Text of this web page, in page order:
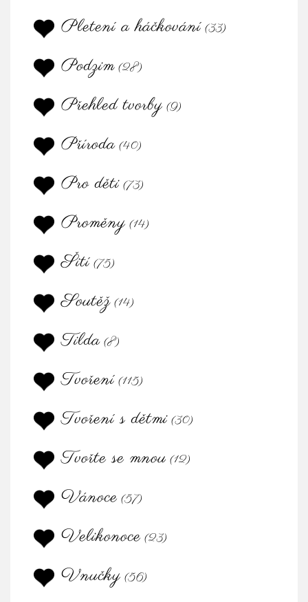
Pletení a háčkování (33)
Podzim (28)
Přehled tvorby (9)
Příroda (40)
Pro děti (73)
Proměny (14)
Šití (75)
Soutěž (14)
Tilda (8)
Tvoření (115)
Tvoření s dětmi (30)
Tvořte se mnou (12)
Vánoce (57)
Velikonoce (23)
Vnučky (56)